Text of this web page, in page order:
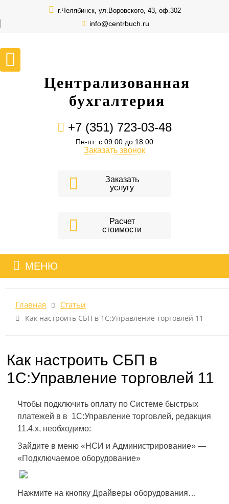
г.Челябинск, ул.Воровского, 43, оф.302
info@centrbuch.ru
Централизованная
бухгалтерия
+7 (351) 723-03-48
Пн-пт: с 09.00 до 18.00
Заказать звонок
Заказать
услугу
Расчет
стоимости
МЕНЮ
Главная Статьи
Как настроить СБП в 1С:Управление торговлей 11
Как настроить СБП в
1С:Управление торговлей 11
Чтобы подключить оплату по Системе быстрых
платежей в в 1С:Управление торговлей, редакция
11.4.х, необходимо:
Зайдите в меню «НСИ и Администрирование» —
«Подключаемое оборудование»
Нажмите на кнопку Драйверы оборудования…